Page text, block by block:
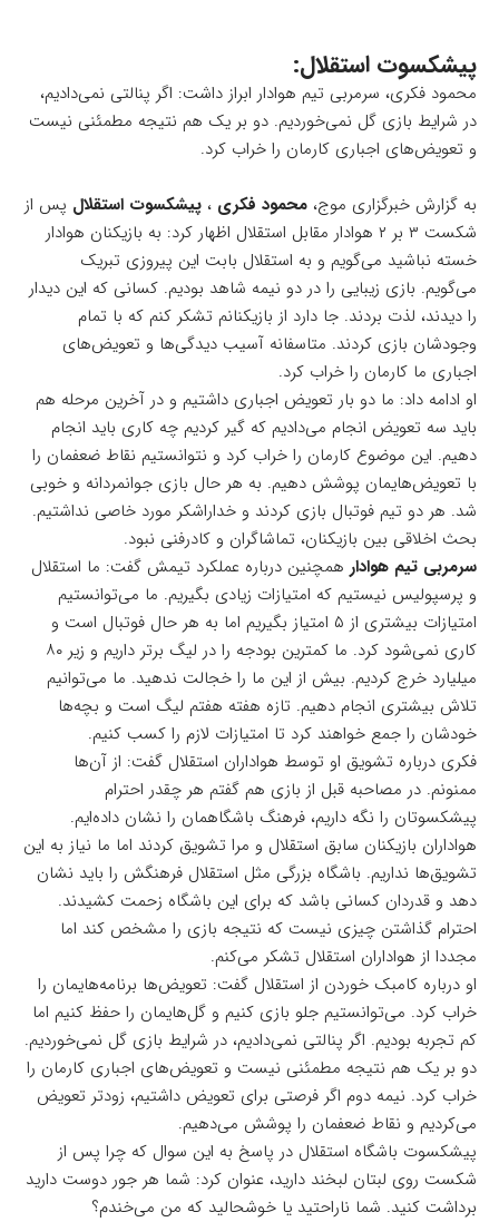
پیشکسوت استقلال:
محمود فکری، سرمربی تیم هوادار ابراز داشت: اگر پنالتی نمی‌دادیم،
در شرایط بازی گل نمی‌خوردیم. دو بر یک هم نتیجه مطمئنی نیست
و تعویض‌های اجباری کارمان را خراب کرد.
به گزارش خبرگزاری موج، محمود فکری ، پیشکسوت استقلال پس از
شکست ۳ بر ۲ هوادار مقابل استقلال اظهار کرد: به بازیکنان هوادار
خسته نباشید می‌گویم و به استقلال بابت این پیروزی تبریک
می‌گویم. بازی زیبایی را در دو نیمه شاهد بودیم. کسانی که این دیدار
را دیدند، لذت بردند. جا دارد از بازیکنانم تشکر کنم که با تمام
وجودشان بازی کردند. متاسفانه آسیب دیدگی‌ها و تعویض‌های
اجباری ما کارمان را خراب کرد.​
او ادامه داد: ما دو بار تعویض اجباری داشتیم و در آخرین مرحله هم
باید سه تعویض انجام می‌دادیم که گیر کردیم چه کاری باید انجام
دهیم. این موضوع کارمان را خراب کرد و نتوانستیم نقاط ضعفمان را
با تعویض‌هایمان پوشش دهیم. به هر حال بازی جوانمردانه و خوبی
شد. هر دو تیم فوتبال بازی کردند و خداراشکر مورد خاصی نداشتیم.
بحث اخلاقی بین بازیکنان، تماشاگران و کادرفنی نبود.
سرمربی تیم هوادار همچنین درباره عملکرد تیمش گفت: ما استقلال
و پرسپولیس نیستیم که امتیازات زیادی بگیریم. ما می‌توانستیم
امتیازات بیشتری از ۵ امتیاز بگیریم اما به هر حال فوتبال است و
کاری‌ نمی‌شود کرد. ما کمترین بودجه را در لیگ برتر داریم و زیر ۸۰
میلیارد خرج کردیم. بیش از این ما را خجالت ندهید. ما می‌توانیم
تلاش بیشتری انجام دهیم. تازه هفته هفتم لیگ است و بچه‌ها
خودشان را جمع خواهند کرد تا امتیازات لازم را کسب کنیم.
فکری درباره تشویق او توسط هواداران استقلال گفت: از آن‌ها
ممنونم. در مصاحبه قبل از بازی هم گفتم هر چقدر احترام
پیشکسوتان را نگه داریم، فرهنگ باشگاهمان را نشان داده‌ایم.
هواداران بازیکنان سابق استقلال و مرا تشویق کردند اما ما نیاز به این
تشویق‌ها نداریم. باشگاه بزرگی مثل استقلال فرهنگش را باید نشان
دهد و قدردان کسانی باشد که برای این باشگاه زحمت کشیدند.
احترام گذاشتن چیزی نیست که نتیجه بازی را مشخص کند اما
مجددا از هواداران استقلال تشکر می‌کنم.
او درباره کامبک خوردن از استقلال گفت: تعویض‌ها برنامه‌هایمان را
خراب کرد. می‌توانستیم جلو بازی کنیم و گل‌هایمان را حفظ کنیم اما
کم تجربه بودیم. اگر پنالتی نمی‌دادیم، در شرایط بازی گل نمی‌خوردیم.
دو بر یک هم نتیجه مطمئنی نیست و تعویض‌های اجباری کارمان را
خراب کرد. نیمه دوم اگر فرصتی برای تعویض داشتیم، زودتر تعویض
می‌کردیم و نقاط ضعفمان را پوشش می‌دهیم.
پیشکسوت باشگاه استقلال در پاسخ به این سوال که چرا پس از
شکست روی لبتان لبخند دارید، عنوان کرد: شما هر جور دوست دارید
برداشت کنید. شما ناراحتید یا خوشحالید که من می‌خندم؟